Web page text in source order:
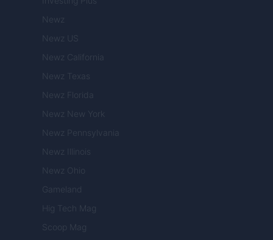
Newz
Newz US
Newz California
Newz Texas
Newz Florida
Newz New York
Newz Pennsylvania
Newz Illinois
Newz Ohio
Gameland
Hig Tech Mag
Scoop Mag